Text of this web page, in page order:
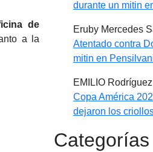
de
a la
durante un mitin
Eruby Mercedes
Atentado contra
mitin en
EMILIO Rodríguez
Copa América
dejaron los
Categorías